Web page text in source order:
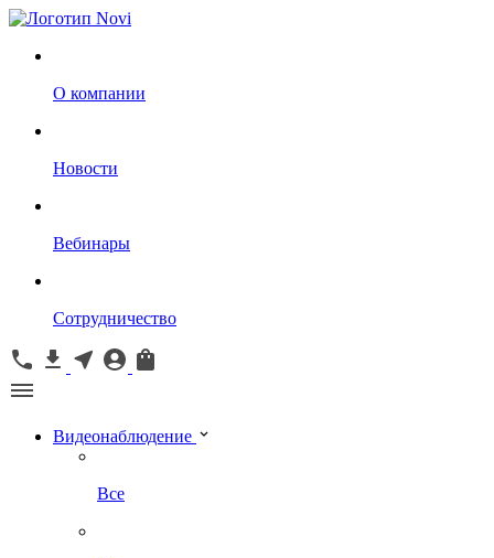
О компании
Новости
Вебинары
Сотрудничество
Видеонаблюдение
Все